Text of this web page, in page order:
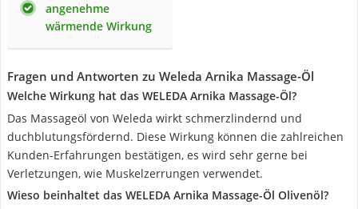
angenehme
wärmende Wirkung
Fragen und Antworten zu Weleda Arnika Massage-Öl
Welche Wirkung hat das WELEDA Arnika Massage-Öl?
Das Massageöl von Weleda wirkt schmerzlindernd und
duchblutungsfördernd. Diese Wirkung können die zahlreichen
Kunden-Erfahrungen bestätigen, es wird sehr gerne bei
Verletzungen, wie Muskelzerrungen verwendet.
Wieso beinhaltet das WELEDA Arnika Massage-Öl Olivenöl?